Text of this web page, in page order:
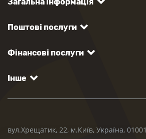
Поштові послуги
Фінансові послуги
Інше
вул.Хрещатик, 22, м.Київ, Україна, 01001